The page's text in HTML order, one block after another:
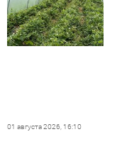
01 августа 2026, 16:10